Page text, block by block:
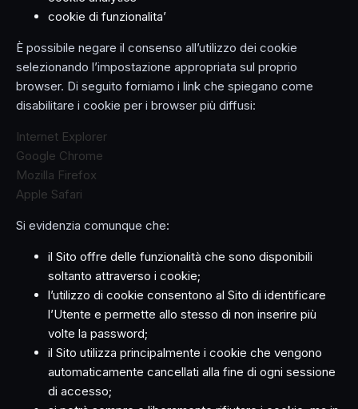
cookie di funzionalita’
È possibile negare il consenso all’utilizzo dei cookie
selezionando l’impostazione appropriata sul proprio
browser. Di seguito forniamo i link che spiegano come
disabilitare i cookie per i browser più diffusi:
Internet Explorer
Google Chrome
Mozilla Firefox
Apple Safari
Si evidenzia comunque che:
il Sito offre delle funzionalità che sono disponibili
soltanto attraverso i cookie;
l’utilizzo di cookie consentono al Sito di identificare
l’Utente e permette allo stesso di non inserire più
volte la password;
il Sito utilizza principalmente i cookie che vengono
automaticamente cancellati alla fine di ogni sessione
di accesso;